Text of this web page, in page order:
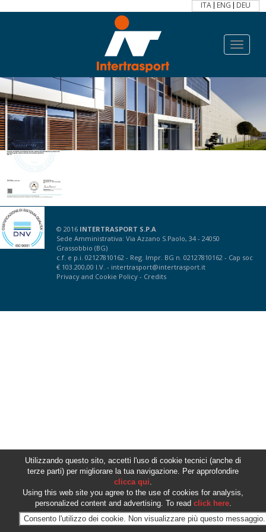
ITA ENG DEU
Toggle
© 2016 INTERTRASPORT S.P.A
Sede Amministrativa: Via Azzano S.Paolo, 34 - 24050
Grassobbio (BG)
c.f. e p.i. 02127810162 - Reg. Impr. BG n. 02127810162 - Cap soc
€ 103.200,00 I.V. - intertrasport@intertrasport.it
Privacyand Cookie Policy- Credits
Utilizzando questo sito, accetti l'uso di cookie tecnici (anche di
terze parti) per migliorare la tua navigazione. Per approfondire
clicca qui.
Using this web site you agree to the use of cookies for analysis,
personalized content and advertising. To read click here.